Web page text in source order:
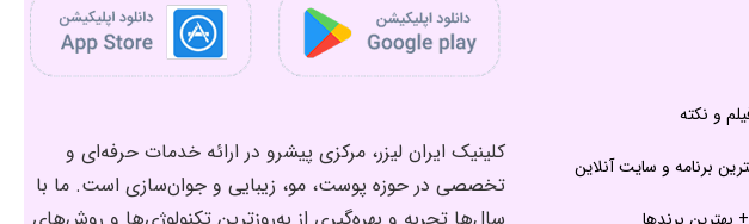
کلینیک ایران لیزر، مرکزی پیشرو در ارائه خدمات حرفه‌ای و
تخصصی در حوزه پوست، مو، زیبایی و جوان‌سازی است. ما با